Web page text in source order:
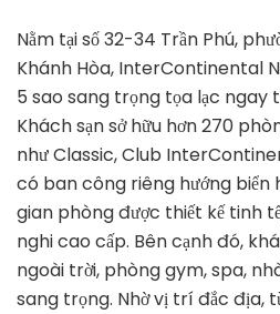
Nằm tại số 32-34 Trần Phú,
Khánh Hòa, InterContinental
5 sao sang trọng tọa lạc
Khách sạn sở hữu hơn 270
như Classic, Club
có ban công riêng hướng biển
gian phòng được thiết kế tinh
nghi cao cấp. Bên cạnh đó,
ngoài trời, phòng gym, spa,
sang trọng. Nhờ vị trí đắc địa,